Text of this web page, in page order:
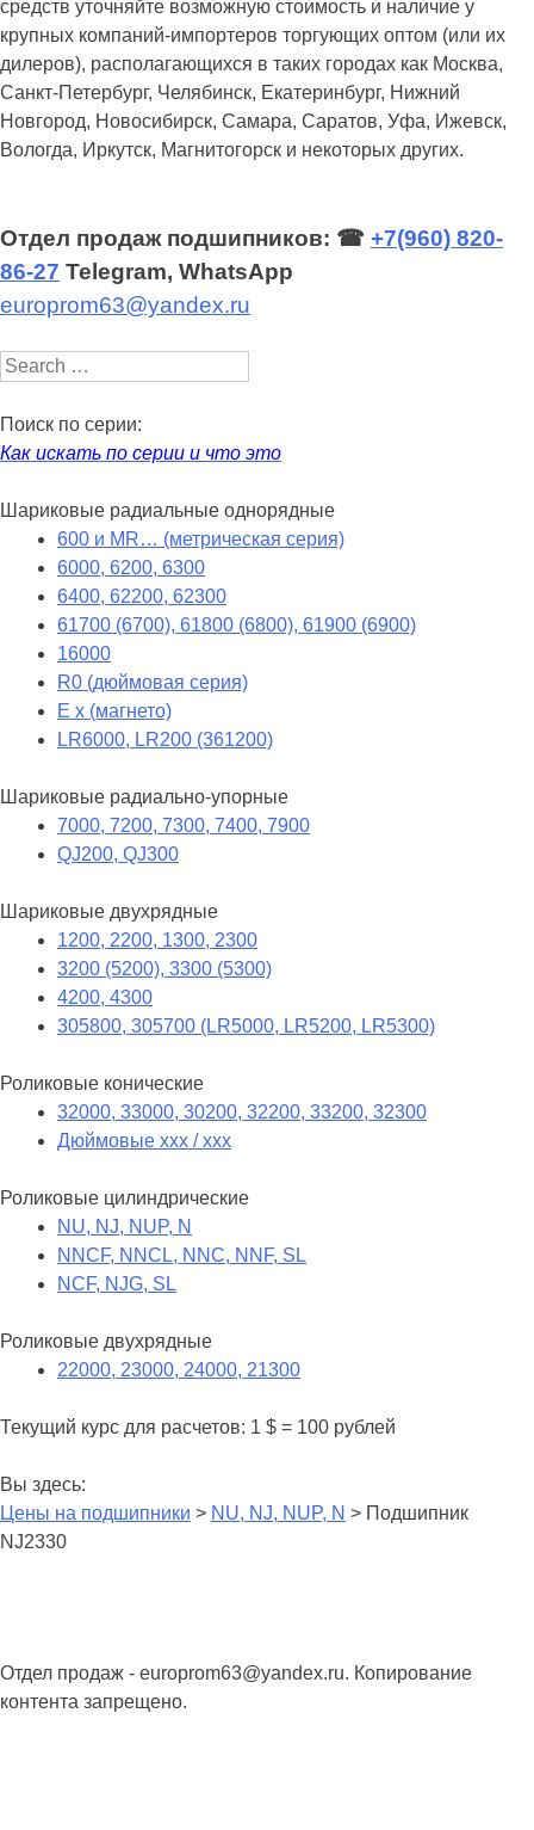
средств уточняйте возможную стоимость и наличие у
крупных компаний-импортеров торгующих оптом (или их
дилеров), располагающихся в таких городах как Москва,
Санкт-Петербург, Челябинск, Екатеринбург, Нижний
Новгород, Новосибирск, Самара, Саратов, Уфа, Ижевск,
Вологда, Иркутск, Магнитогорск и некоторых других.
Отдел продаж подшипников: ☎ +7(960) 820-
86-27 Telegram, WhatsApp
europrom63@yandex.ru
Search
Поиск по серии:
Как искать по серии и что это
Шариковые радиальные однорядные
600 и MR… (метрическая серия)
6000, 6200, 6300
6400, 62200, 62300
61700 (6700), 61800 (6800), 61900 (6900)
16000
R0 (дюймовая серия)
E x (магнето)
LR6000, LR200 (361200)
Шариковые радиально-упорные
7000, 7200, 7300, 7400, 7900
QJ200, QJ300
Шариковые двухрядные
1200, 2200, 1300, 2300
3200 (5200), 3300 (5300)
4200, 4300
305800, 305700 (LR5000, LR5200, LR5300)
Роликовые конические
32000, 33000, 30200, 32200, 33200, 32300
Дюймовые xxx / xxx
Роликовые цилиндрические
NU, NJ, NUP, N
NNCF, NNCL, NNC, NNF, SL
NCF, NJG, SL
Роликовые двухрядные
22000, 23000, 24000, 21300
Текущий курс для расчетов: 1 $ = 100 рублей
Вы здесь:
Цены на подшипники > NU, NJ, NUP, N > Подшипник
NJ2330
Отдел продаж - europrom63@yandex.ru. Копирование
контента запрещено.